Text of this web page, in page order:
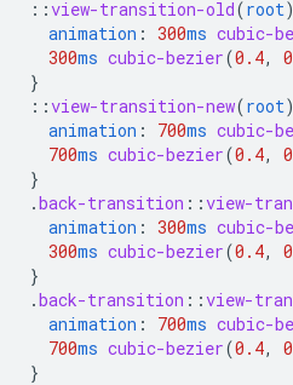
::view-transition-old(root)
animation : 300ms cubic-
300ms cubic-bezier(0.4, 0
}
::view-transition-new(root)
animation : 700ms cubic-
700ms cubic-bezier(0.4, 0
}
.back-transition ::view-
animation : 300ms cubic-
300ms cubic-bezier(0.4, 0
}
.back-transition ::view-
animation : 700ms cubic-
700ms cubic-bezier(0.4, 0
}